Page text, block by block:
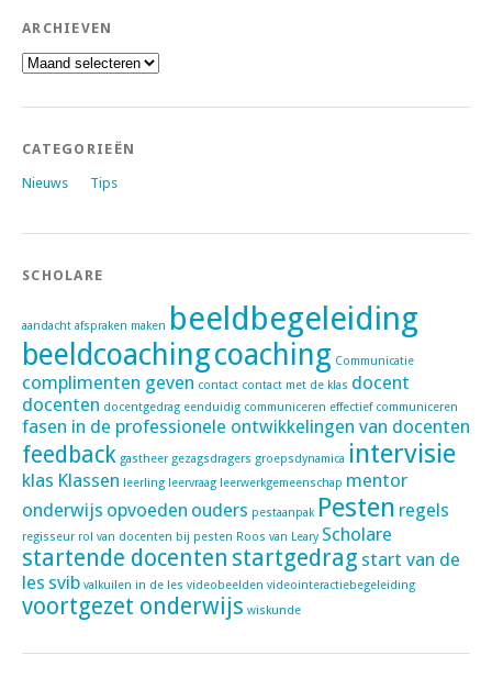
ARCHIEVEN
Archieven
CATEGORIEËN
Nieuws Tips
SCHOLARE
aandacht afspraken maken beeldbegeleiding
beeldcoachingcoaching Communicatie
complimenten geven contact contact met de klas docent
docenten docentgedrag eenduidig communiceren effectief communiceren
fasen in de professionele ontwikkelingen van docenten
feedback gastheer gezagsdragers groepsdynamica intervisie
klas Klassen leerling leervraag leerwerkgemeenschap mentor
onderwijs opvoeden ouders pestaanpak Pesten regels
regisseur rol van docenten bij pesten Roos van Leary Scholare
startende docenten startgedrag start van de
les svib valkuilen in de les videobeelden videointeractiebegeleiding
voortgezet onderwijs wiskunde